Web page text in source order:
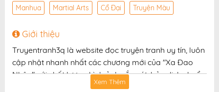
Manhua Martial Arts Cổ Đại Truyện Màu
Giới thiệu
Truyentranh3q là website đọc truyện tranh uy tín, luôn
cập nhật nhanh nhất các chương mới của "Xa Đao
Nhân" với chất lượng hình ảnh sắc nét, bản dịch chuẩn
và giao diện thân thiện, mang đến trải nghiệm đọc
Xem Thêm